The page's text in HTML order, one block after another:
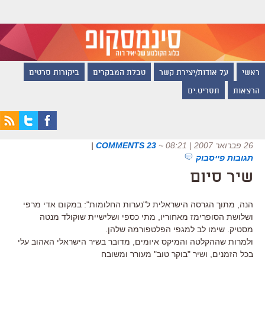
ראשי על אודות/יצירת קשר טבלת המבקרים ביקורות סרטים
הרצאות תסריט.ים
26 פברואר 2007 | 08:21 ~
23 COMMENTS
|
תגובות פייסבוק
שיר סיום
הנה, מתוך הגרסה הישראלית ל"נערות החלומות": במקום אדי מרפי
ושלושת הסופרימז מאחוריו, מתי כספי ושלישיית שוקולד מנטה
מסטיק. שימו לב למגפי הפלטפורמה שלהן.
ולמרות שההקלטה והמיקס איומים, מדובר בשיר הישראלי האהוב עלי
בכל הזמנים, ושיר "בוקר טוב" מעורר ומשובח